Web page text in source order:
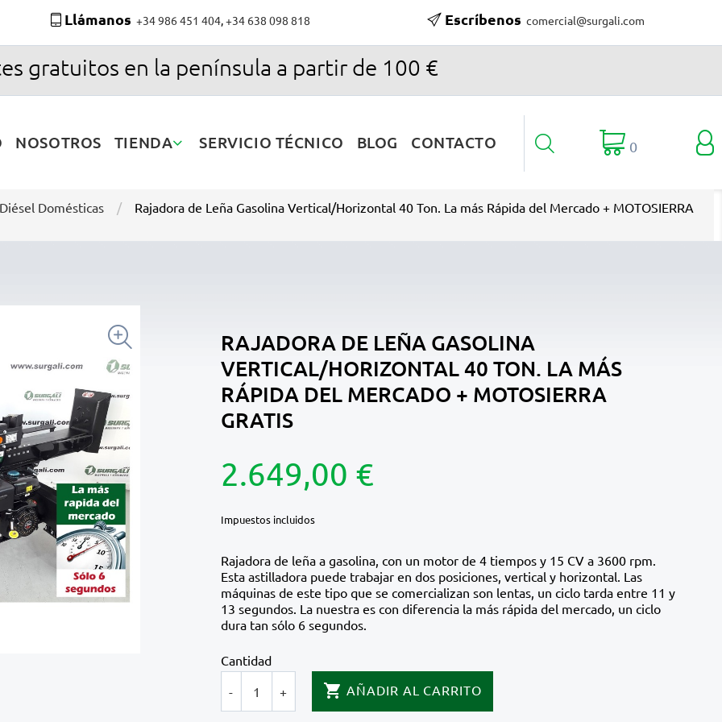
Llámanos +34 986 451 404,+34 638 098 818 Escríbenos comercial@surgali.com
gratuitos en la península a partir de 100 €
NOSOTROS TIENDA SERVICIO TÉCNICO BLOG CONTACTO   0
Domésticas Rajadora de Leña Gasolina Vertical/Horizontal 40 Ton. La más Rápida del Mercado + MOTOSIERRA

RAJADORA DE LEÑA GASOLINA
VERTICAL/HORIZONTAL 40 TON. LA MÁS
RÁPIDA DEL MERCADO + MOTOSIERRA
GRATIS
2.649,00 €
Impuestos incluidos
Rajadora de leña a gasolina, con un motor de 4 tiempos y 15 CV a 3600 rpm.
Esta astilladora puede trabajar en dos posiciones, vertical y horizontal. Las
máquinas de este tipo que se comercializan son lentas, un ciclo tarda entre 11 y
13 segundos. La nuestra es con diferencia la más rápida del mercado, un ciclo
dura tan sólo 6 segundos.
Cantidad
-
+  AÑADIR AL CARRITO